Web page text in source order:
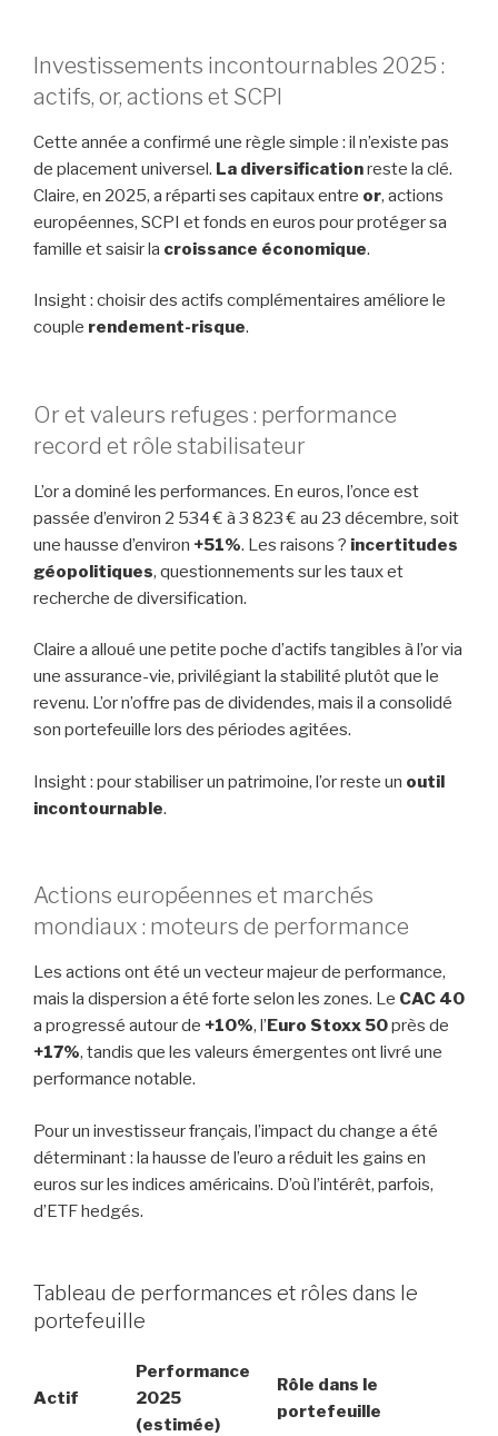
Investissements incontournables 2025 :
actifs, or, actions et SCPI
Cette année a confirmé une règle simple : il n’existe pas
de placement universel. La diversificationreste la clé.
Claire, en 2025, a réparti ses capitaux entre or, actions
européennes, SCPI et fonds en euros pour protéger sa
famille et saisir la croissance économique.
Insight : choisir des actifs complémentaires améliore le
couple rendement-risque.
Or et valeurs refuges : performance
record et rôle stabilisateur
L’or a dominé les performances. En euros, l’once est
passée d’environ 2 534 € à 3 823 € au 23 décembre, soit
une hausse d’environ +51%. Les raisons ? incertitudes
géopolitiques, questionnements sur les taux et
recherche de diversification.
Claire a alloué une petite poche d’actifs tangibles à l’or via
une assurance-vie, privilégiant la stabilité plutôt que le
revenu. L’or n’offre pas de dividendes, mais il a consolidé
son portefeuille lors des périodes agitées.
Insight : pour stabiliser un patrimoine, l’or reste un outil
incontournable.
Actions européennes et marchés
mondiaux : moteurs de performance
Les actions ont été un vecteur majeur de performance,
mais la dispersion a été forte selon les zones. Le CAC 40
a progressé autour de +10%, l’ Euro Stoxx 50près de
+17%, tandis que les valeurs émergentes ont livré une
performance notable.
Pour un investisseur français, l’impact du change a été
déterminant : la hausse de l’euro a réduit les gains en
euros sur les indices américains. D’où l’intérêt, parfois,
d’ETF hedgés.
Tableau de performances et rôles dans le
portefeuille
Actif
Performance
2025
(estimée)
Rôle dans le
portefeuille